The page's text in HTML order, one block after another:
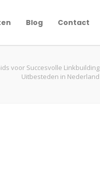
Blog Contact
voor Succesvolle Linkbuilding
Uitbesteden in Nederland